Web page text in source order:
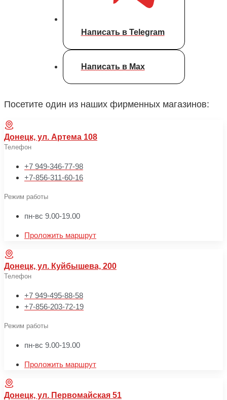
Написать в Telegram
Написать в Max
Посетите один из наших фирменных магазинов:
Донецк, ул. Артема 108
Телефон
+7 949-346-77-98
+7-856-311-60-16
Режим работы
пн-вс 9.00-19.00
Проложить маршрут
Донецк, ул. Куйбышева, 200
Телефон
+7 949-495-88-58
+7-856-203-72-19
Режим работы
пн-вс 9.00-19.00
Проложить маршрут
Донецк, ул. Первомайская 51